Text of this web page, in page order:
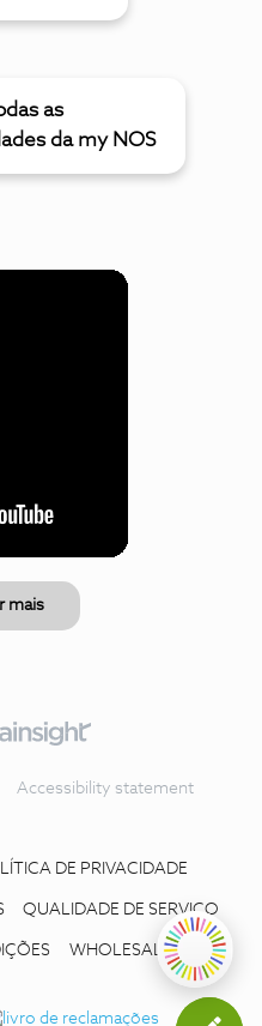
as
da my NOS
mais
Accessibility statement
DE PRIVACIDADE
QUALIDADE DE SERVIÇO
WHOLESALE